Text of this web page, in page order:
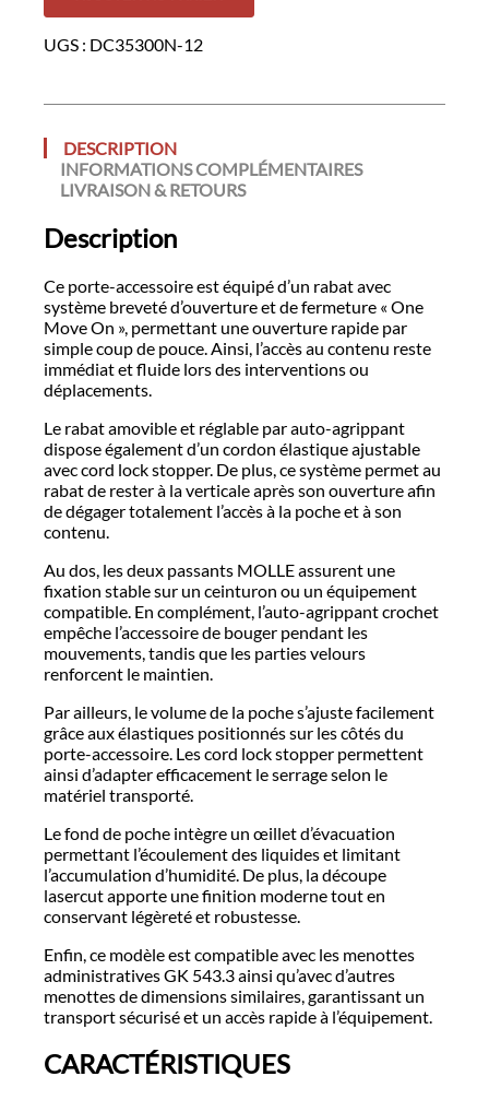
GK
DUTYCALL-
UGS : DC35300N-12
DESCRIPTION
INFORMATIONS COMPLÉMENTAIRES
LIVRAISON & RETOURS
Description
Ce porte-accessoire est équipé d’un rabat avec
système breveté d’ouverture et de fermeture « One
Move On », permettant une ouverture rapide par
simple coup de pouce. Ainsi, l’accès au contenu reste
immédiat et fluide lors des interventions ou
déplacements.
Le rabat amovible et réglable par auto-agrippant
dispose également d’un cordon élastique ajustable
avec cord lock stopper. De plus, ce système permet au
rabat de rester à la verticale après son ouverture afin
de dégager totalement l’accès à la poche et à son
contenu.
Au dos, les deux passants MOLLE assurent une
fixation stable sur un ceinturon ou un équipement
compatible. En complément, l’auto-agrippant crochet
empêche l’accessoire de bouger pendant les
mouvements, tandis que les parties velours
renforcent le maintien.
Par ailleurs, le volume de la poche s’ajuste facilement
grâce aux élastiques positionnés sur les côtés du
porte-accessoire. Les cord lock stopper permettent
ainsi d’adapter efficacement le serrage selon le
matériel transporté.
Le fond de poche intègre un œillet d’évacuation
permettant l’écoulement des liquides et limitant
l’accumulation d’humidité. De plus, la découpe
lasercut apporte une finition moderne tout en
conservant légèreté et robustesse.
Enfin, ce modèle est compatible avec les menottes
administratives GK 543.3 ainsi qu’avec d’autres
menottes de dimensions similaires, garantissant un
transport sécurisé et un accès rapide à l’équipement.
CARACTÉRISTIQUES